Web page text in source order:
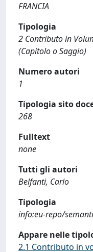
FRANCIA
Tipologia
2 Contributo in
(Capitolo o Saggio)
Numero autori
1
Tipologia sito
268
Fulltext
none
Tutti gli autori
Belfanti, Carlo
Tipologia
info:eu-repo/
Appare nelle
2.1 Contributo in